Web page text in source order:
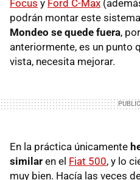
Focus y Ford C-Max
podrán montar este
Mondeo se quede fuera,
anteriormente, es un punto
vista, necesita mejorar.
En la práctica únicamente
similar en el Fiat 500, y lo
muy bien. Hacía las veces